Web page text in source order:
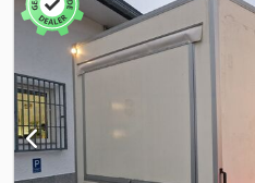
Meer dan 100 gebruikte
dan 150 voertuigtransporters –
uitgebreid toebehoren op
Vrijblijvend voorbeeld: Koffer-
401x185x205cm 2700kg geremd,
opbouw sandwich polyester,
geïntegreerde sjorrail met
steunwiel… Verkoop en